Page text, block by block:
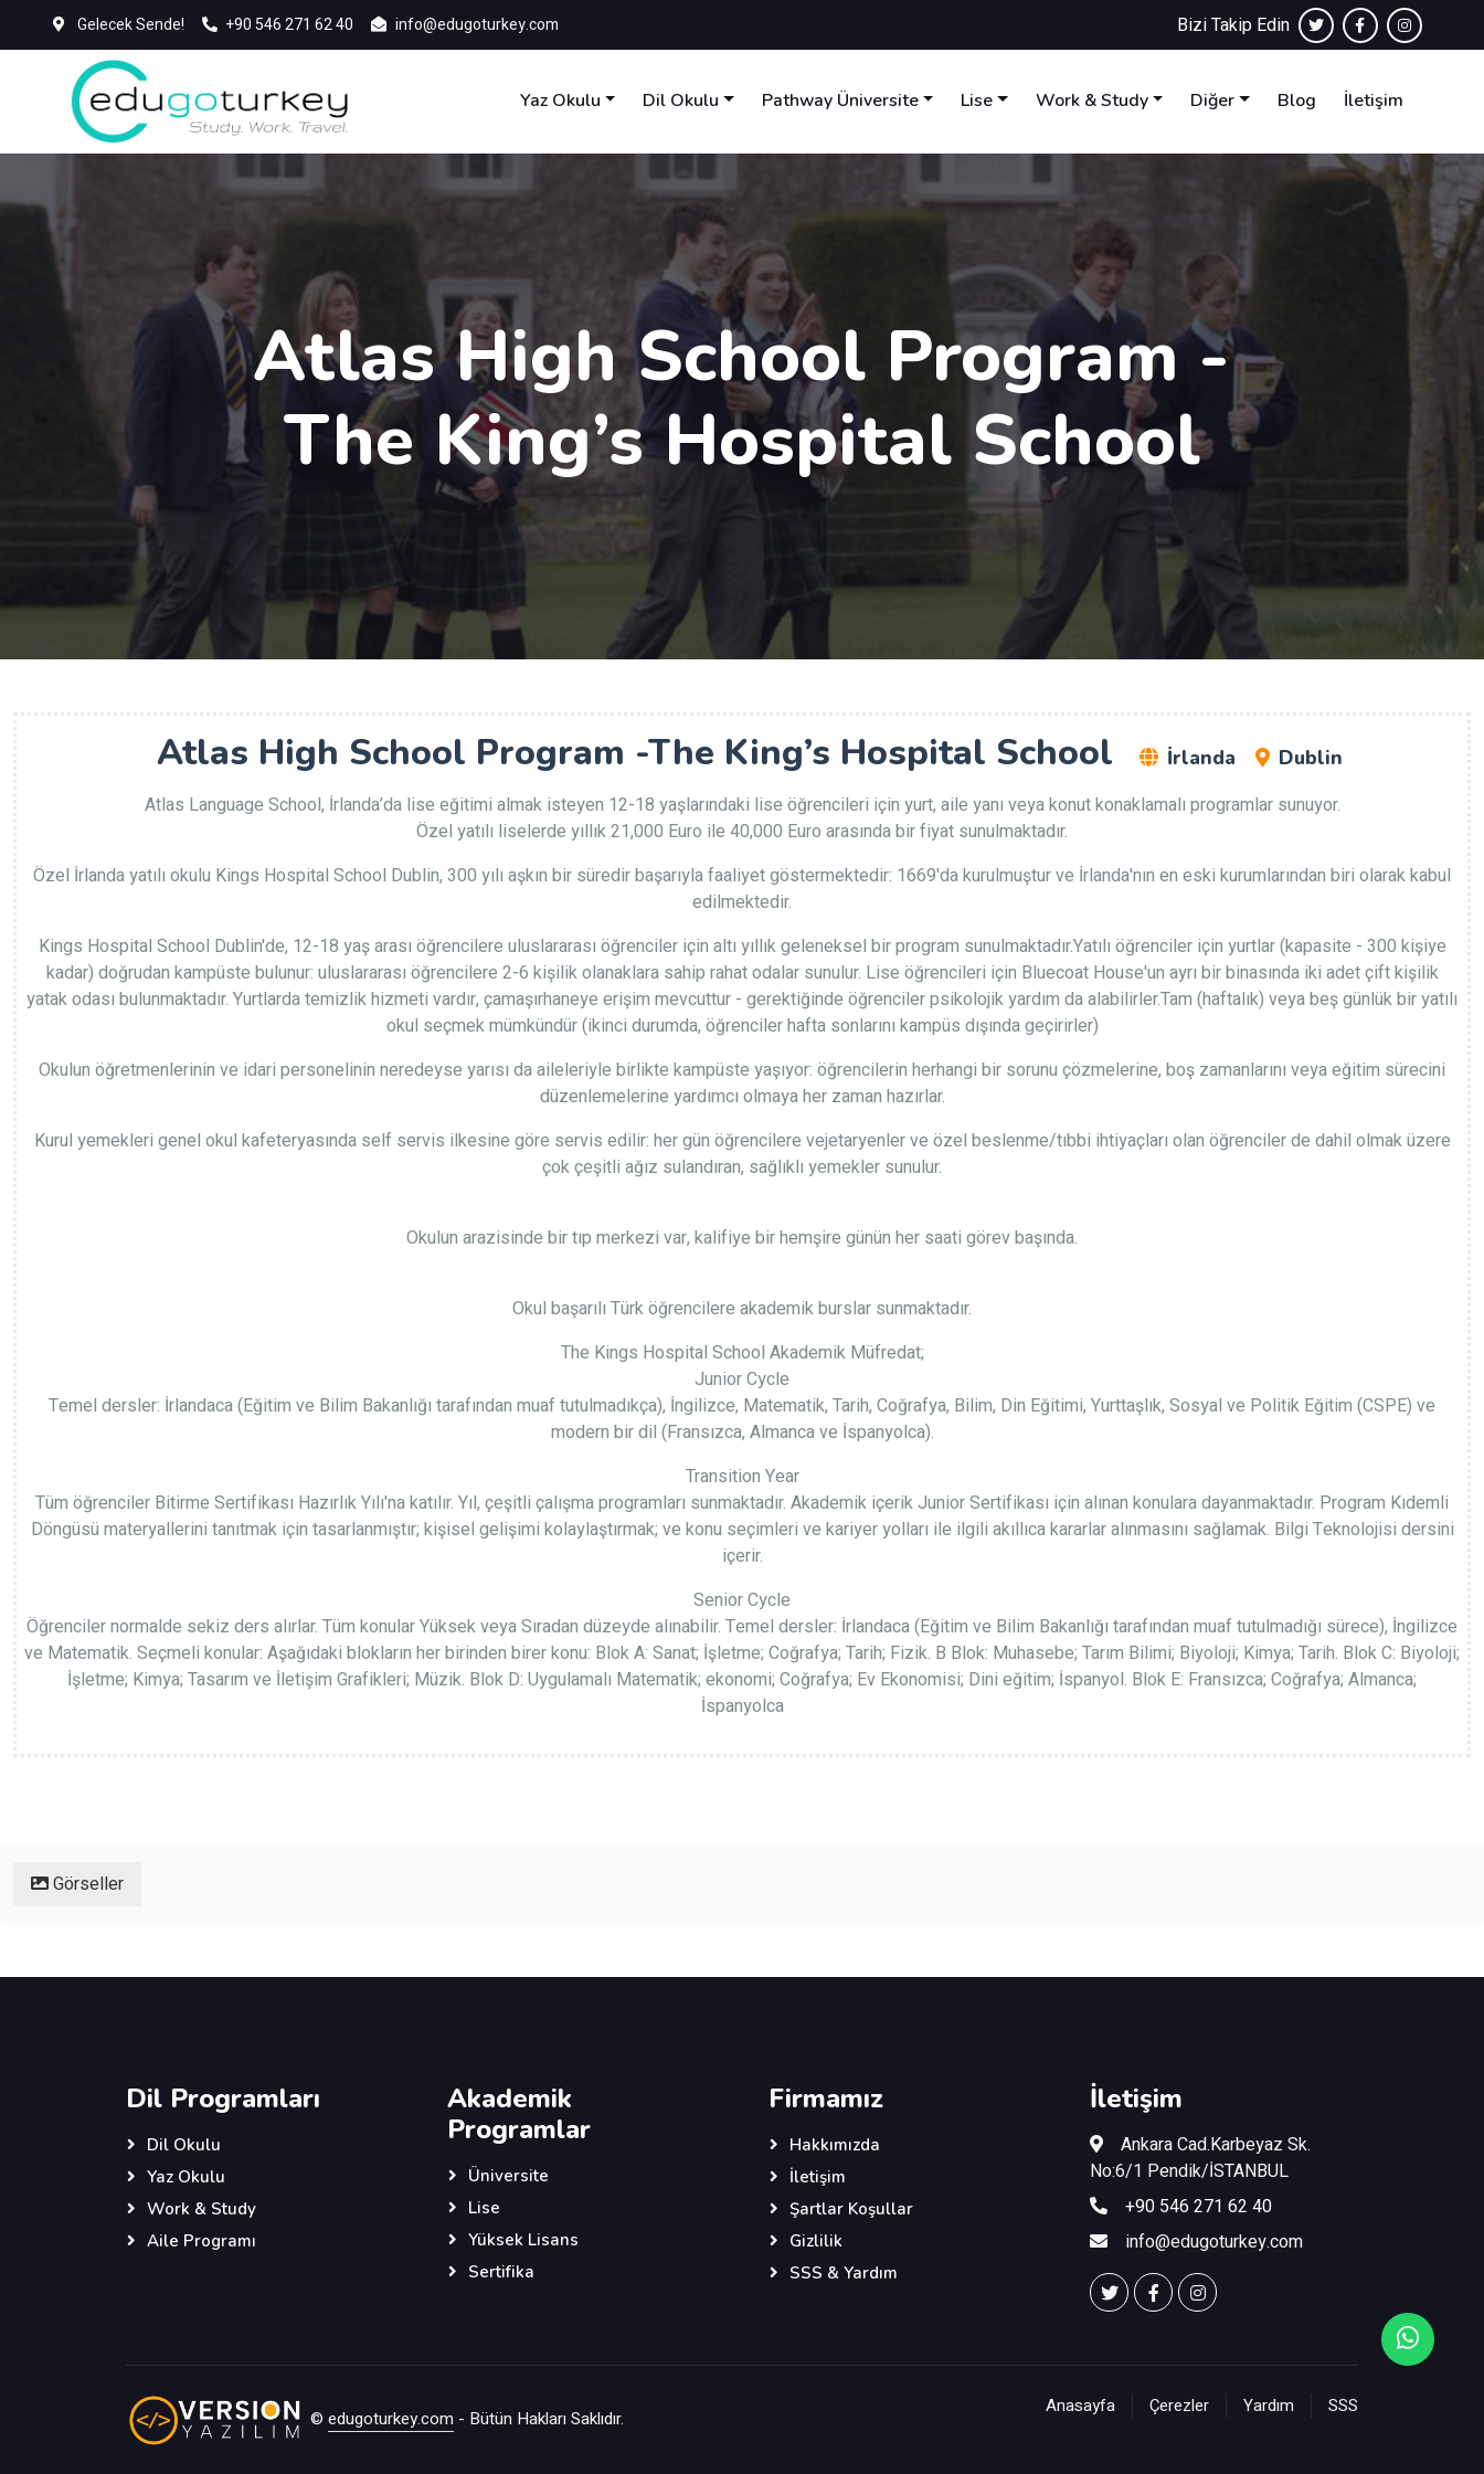
Gelecek Sende! +90 546 271 62 40 info@edugoturkey.com Bizi Takip Edin
Yaz Okulu Dil Okulu Pathway Üniversite Lise Work & Study Diğer Blog İletişim
Atlas High School Program -
The King’s Hospital School
Atlas High School Program -The King’s Hospital School İrlanda
Dublin
Atlas Language School, İrlanda’da lise eğitimi almak isteyen 12-18 yaşlarındaki lise öğrencileri için yurt, aile yanı veya konut konaklamalı programlar sunuyor.
Özel yatılı liselerde yıllık 21,000 Euro ile 40,000 Euro arasında bir fiyat sunulmaktadır.
Özel İrlanda yatılı okulu Kings Hospital School Dublin, 300 yılı aşkın bir süredir başarıyla faaliyet göstermektedir: 1669'da kurulmuştur ve İrlanda'nın en eski kurumlarından biri olarak kabul
edilmektedir.
Kings Hospital School Dublin'de, 12-18 yaş arası öğrencilere uluslararası öğrenciler için altı yıllık geleneksel bir program sunulmaktadır.Yatılı öğrenciler için yurtlar (kapasite - 300 kişiye
kadar) doğrudan kampüste bulunur: uluslararası öğrencilere 2-6 kişilik olanaklara sahip rahat odalar sunulur. Lise öğrencileri için Bluecoat House'un ayrı bir binasında iki adet çift kişilik
yatak odası bulunmaktadır. Yurtlarda temizlik hizmeti vardır, çamaşırhaneye erişim mevcuttur - gerektiğinde öğrenciler psikolojik yardım da alabilirler.Tam (haftalık) veya beş günlük bir yatılı
okul seçmek mümkündür (ikinci durumda, öğrenciler hafta sonlarını kampüs dışında geçirirler)
Okulun öğretmenlerinin ve idari personelinin neredeyse yarısı da aileleriyle birlikte kampüste yaşıyor: öğrencilerin herhangi bir sorunu çözmelerine, boş zamanlarını veya eğitim sürecini
düzenlemelerine yardımcı olmaya her zaman hazırlar.
Kurul yemekleri genel okul kafeteryasında self servis ilkesine göre servis edilir: her gün öğrencilere vejetaryenler ve özel beslenme/tıbbi ihtiyaçları olan öğrenciler de dahil olmak üzere
çok çeşitli ağız sulandıran, sağlıklı yemekler sunulur.
Okulun arazisinde bir tıp merkezi var, kalifiye bir hemşire günün her saati görev başında.
Okul başarılı Türk öğrencilere akademik burslar sunmaktadır.
The Kings Hospital School Akademik Müfredat;
Junior Cycle
Temel dersler: İrlandaca (Eğitim ve Bilim Bakanlığı tarafından muaf tutulmadıkça), İngilizce, Matematik, Tarih, Coğrafya, Bilim, Din Eğitimi, Yurttaşlık, Sosyal ve Politik Eğitim (CSPE) ve
modern bir dil (Fransızca, Almanca ve İspanyolca).
Transition Year
Tüm öğrenciler Bitirme Sertifikası Hazırlık Yılı'na katılır. Yıl, çeşitli çalışma programları sunmaktadır. Akademik içerik Junior Sertifikası için alınan konulara dayanmaktadır. Program Kıdemli
Döngüsü materyallerini tanıtmak için tasarlanmıştır; kişisel gelişimi kolaylaştırmak; ve konu seçimleri ve kariyer yolları ile ilgili akıllıca kararlar alınmasını sağlamak. Bilgi Teknolojisi dersini
içerir.
Senior Cycle
Öğrenciler normalde sekiz ders alırlar. Tüm konular Yüksek veya Sıradan düzeyde alınabilir. Temel dersler: İrlandaca (Eğitim ve Bilim Bakanlığı tarafından muaf tutulmadığı sürece), İngilizce
ve Matematik. Seçmeli konular: Aşağıdaki blokların her birinden birer konu: Blok A: Sanat; İşletme; Coğrafya; Tarih; Fizik. B Blok: Muhasebe; Tarım Bilimi; Biyoloji; Kimya; Tarih. Blok C: Biyoloji;
İşletme; Kimya; Tasarım ve İletişim Grafikleri; Müzik. Blok D: Uygulamalı Matematik; ekonomi; Coğrafya; Ev Ekonomisi; Dini eğitim; İspanyol. Blok E: Fransızca; Coğrafya; Almanca;
İspanyolca
Görseller
Dil Programları
Dil Okulu
Yaz Okulu
Work & Study
Aile Programı
Akademik
Programlar
Üniversite
Lise
Yüksek Lisans
Sertifika
Firmamız
Hakkımızda
İletişim
Şartlar Koşullar
Gizlilik
SSS & Yardım
İletişim
Ankara Cad.Karbeyaz Sk.
No:6/1 Pendik/İSTANBUL
+90 546 271 62 40
info@edugoturkey.com
© edugoturkey.com - Bütün Hakları Saklıdır.
Anasayfa Çerezler Yardım SSS